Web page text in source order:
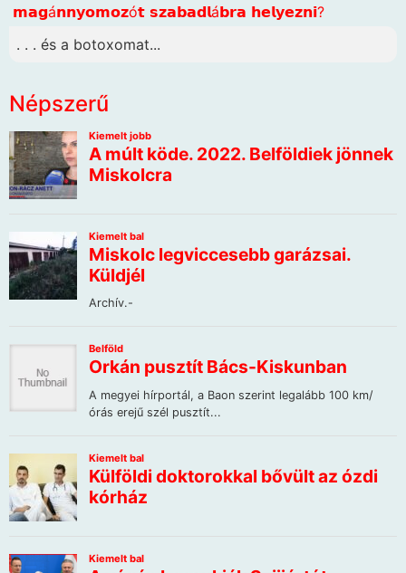
𝗺𝗮𝗴á𝗻𝗻𝘆𝗼𝗺𝗼𝘇ó𝘁 𝘀𝘇𝗮𝗯𝗮𝗱𝗹á𝗯𝗿𝗮 𝗵𝗲𝗹𝘆𝗲𝘇𝗻𝗶?
. . . és a botoxomat...
Népszerű